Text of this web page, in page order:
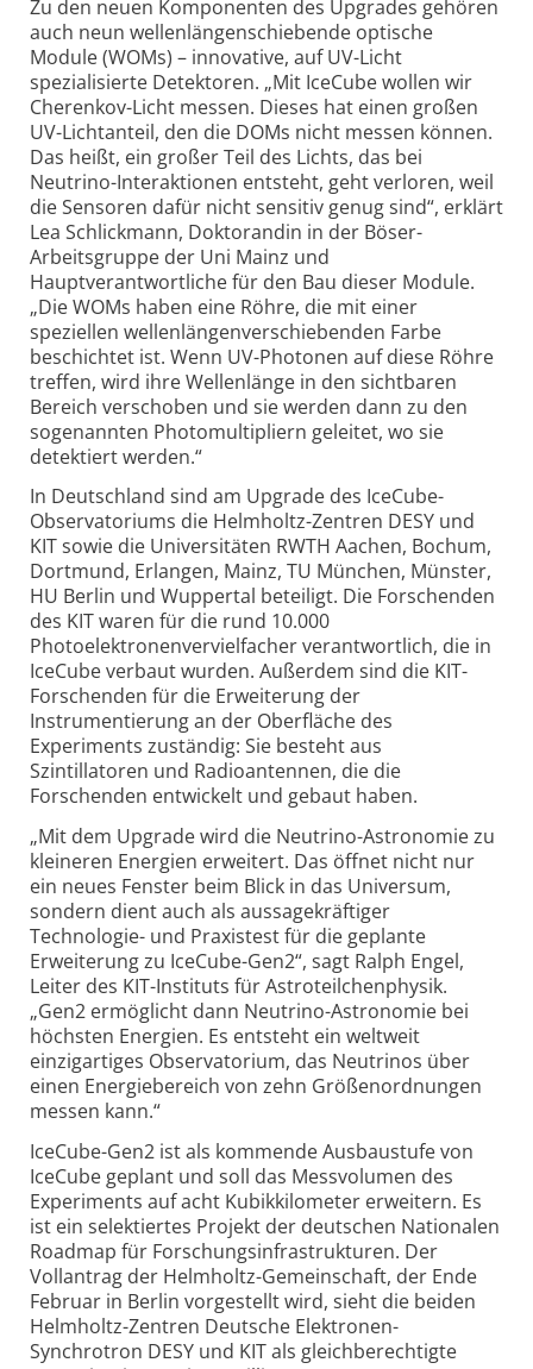
Zu den neuen Komponenten des Upgrades gehören
auch neun wellenlängenschiebende optische
Module (WOMs) – innovative, auf UV-Licht
spezialisierte Detektoren. „Mit IceCube wollen wir
Cherenkov-Licht messen. Dieses hat einen großen
UV-Lichtanteil, den die DOMs nicht messen können.
Das heißt, ein großer Teil des Lichts, das bei
Neutrino-Interaktionen entsteht, geht verloren, weil
die Sensoren dafür nicht sensitiv genug sind“, erklärt
Lea Schlickmann, Doktorandin in der Böser-
Arbeitsgruppe der Uni Mainz und
Hauptverantwortliche für den Bau dieser Module.
„Die WOMs haben eine Röhre, die mit einer
speziellen wellenlängenverschiebenden Farbe
beschichtet ist. Wenn UV-Photonen auf diese Röhre
treffen, wird ihre Wellenlänge in den sichtbaren
Bereich verschoben und sie werden dann zu den
sogenannten Photomultipliern geleitet, wo sie
detektiert werden.“
In Deutschland sind am Upgrade des IceCube-
Obser­va­to­ri­ums die Helmholtz-Zentren DESY und
KIT sowie die Universitäten RWTH Aachen, Bochum,
Dortmund, Erlangen, Mainz, TU München, Münster,
HU Berlin und Wuppertal beteiligt. Die For­schen­den
des KIT waren für die rund 10.000
Photoelektronenvervielfacher verantwortlich, die in
IceCube verbaut wurden. Außerdem sind die KIT-
Forschenden für die Erweiterung der
Instrumentierung an der Oberfläche des
Experiments zuständig: Sie besteht aus
Szintillatoren und Radioantennen, die die
Forschenden entwickelt und gebaut haben.
„Mit dem Upgrade wird die Neutrino-Astronomie zu
kleineren Energien erweitert. Das öffnet nicht nur
ein neues Fenster beim Blick in das Universum,
sondern dient auch als aussagekräftiger
Technologie- und Praxistest für die geplante
Erweiterung zu IceCube-Gen2“, sagt Ralph Engel,
Leiter des KIT-Instituts für Astroteilchenphysik.
„Gen2 ermöglicht dann Neutrino-Astronomie bei
höchsten Energien. Es entsteht ein weltweit
einzigartiges Observatorium, das Neutrinos über
einen Energiebereich von zehn Größenordnungen
messen kann.“
IceCube-Gen2 ist als kommende Ausbaustufe von
IceCube geplant und soll das Messvolumen des
Experiments auf acht Kubikkilometer erweitern. Es
ist ein selektiertes Projekt der deutschen Nationalen
Roadmap für Forschungsinfrastrukturen. Der
Vollantrag der Helmholtz-Gemeinschaft, der Ende
Februar in Berlin vorgestellt wird, sieht die beiden
Helmholtz-Zentren Deutsche Elektronen-
Synchrotron DESY und KIT als gleichberechtigte